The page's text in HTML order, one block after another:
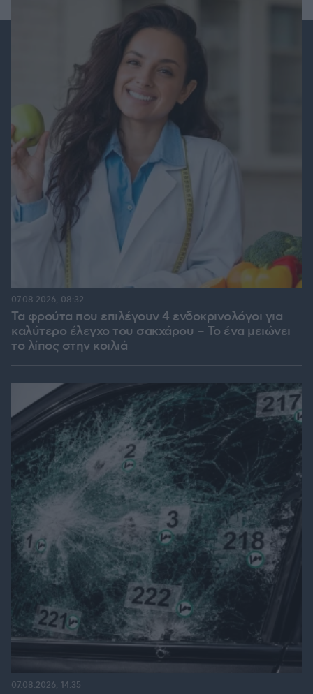
Τα φρούτα που επιλέγουν 4 ενδοκρινολόγοι για
καλύτερο έλεγχο του σακχάρου – Το ένα μειώνει
το λίπος στην κοιλιά
07.08.2026, 08:32
07.08.2026, 14:35